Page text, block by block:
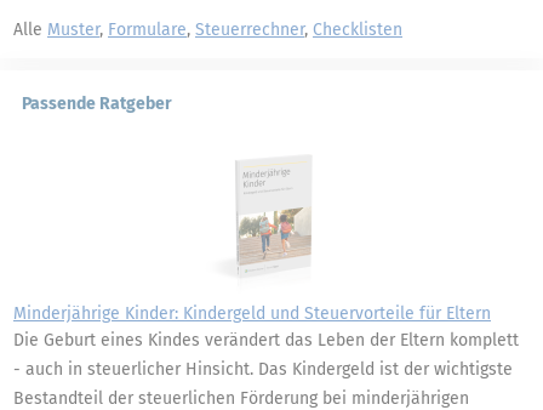
Alle Muster, Formulare, Steuerrechner, Checklisten
Passende Ratgeber
Minderjährige Kinder: Kindergeld und Steuervorteile für Eltern
Die Geburt eines Kindes verändert das Leben der Eltern komplett
- auch in steuerlicher Hinsicht. Das Kindergeld ist der wichtigste
Bestandteil der steuerlichen Förderung bei minderjährigen